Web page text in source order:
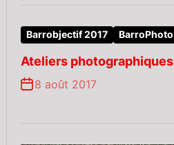
Barrobjectif 2017 BarroPhoto
Ateliers photographiques
8 août 2017